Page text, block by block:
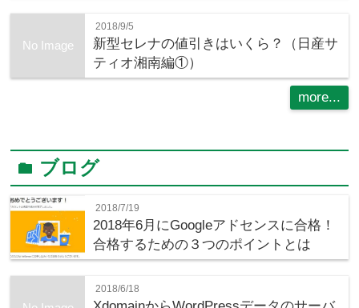
No Image
2018/9/5
新型セレナの値引きはいくら？（日産サ
ティオ湘南編①）
more...
folder ブログ
2018/7/19
2018年6月にGoogleアドセンスに合格！
合格するための３つのポイントとは
2018/6/18